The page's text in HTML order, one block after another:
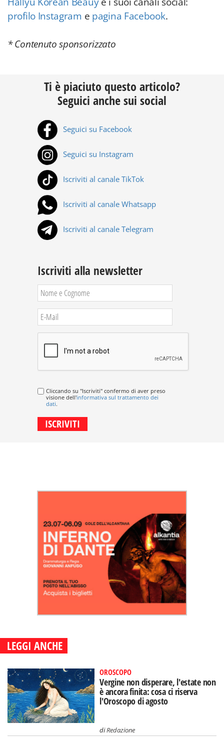
profilo Instagram e pagina Facebook.
* Contenuto sponsorizzato
Ti è piaciuto questo articolo?
Seguici anche sui social
Seguici su Facebook
Seguici su Instagram
Iscriviti al canale TikTok
Iscriviti al canale Whatsapp
Iscriviti al canale Telegram
Iscriviti alla newsletter
Cliccando su "Iscriviti" confermo di aver preso
visione dell'informativa sul trattamento dei
dati.
LEGGI ANCHE
OROSCOPO
Vergine non disperare, l'estate non
è ancora finita: cosa ci riserva
l'Oroscopo di agosto
diRedazione